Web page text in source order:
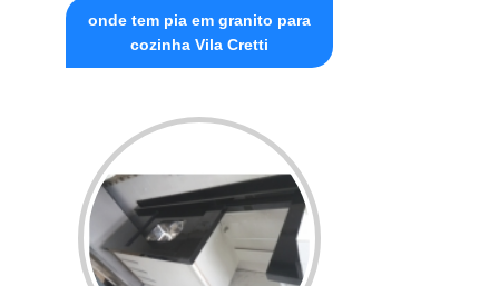
onde tem pia em granito para
cozinha Vila Cretti